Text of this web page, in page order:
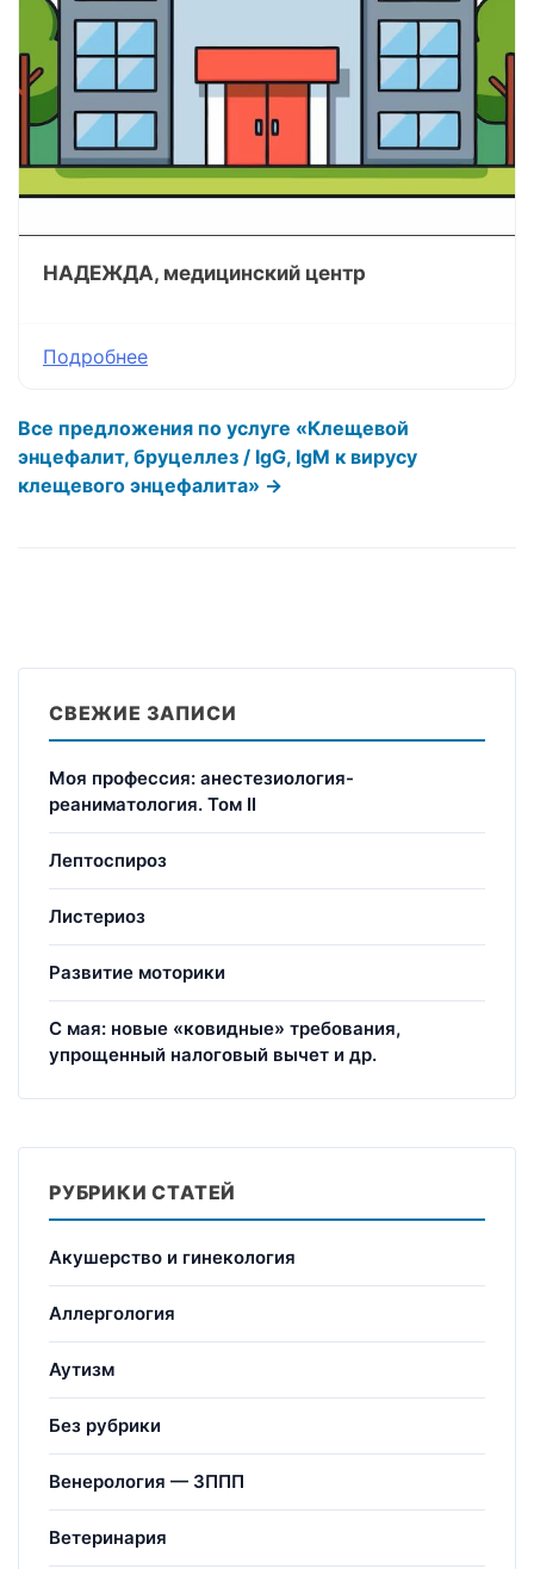
НАДЕЖДА, медицинский центр
Подробнее
Все предложения по услуге «Клещевой
энцефалит, бруцеллез / IgG, IgM к вирусу
клещевого энцефалита» →
СВЕЖИЕ ЗАПИСИ
Моя профессия: анестезиология-
реаниматология. Том II
Лептоспироз
Листериоз
Развитие моторики
С мая: новые «ковидные» требования,
упрощенный налоговый вычет и др.
РУБРИКИ СТАТЕЙ
Акушерство и гинекология
Аллергология
Аутизм
Без рубрики
Венерология — ЗППП
Ветеринария